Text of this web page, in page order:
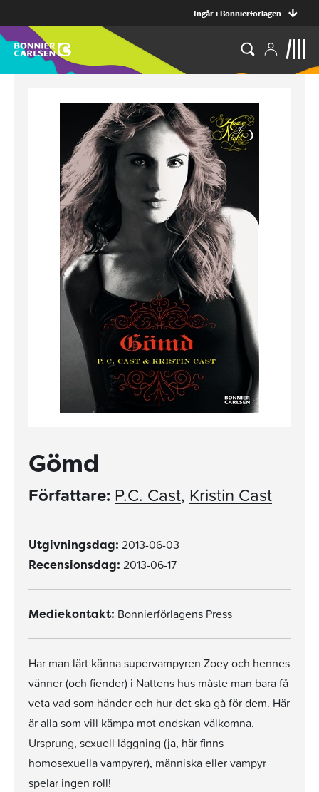
Ingår i Bonnierförlagen
Gömd
Författare: P.C. Cast, Kristin Cast
Utgivningsdag: 2013-06-03
Recensionsdag: 2013-06-17
Mediekontakt: Bonnierförlagens Press
Har man lärt känna supervampyren Zoey och hennes
vänner (och fiender) i Nattens hus måste man bara få
veta vad som händer och hur det ska gå för dem. Här
är alla som vill kämpa mot ondskan välkomna.
Ursprung, sexuell läggning (ja, här finns
homosexuella vampyrer), människa eller vampyr
spelar ingen roll!